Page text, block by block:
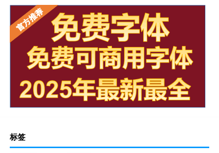
标签